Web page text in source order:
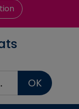
OK